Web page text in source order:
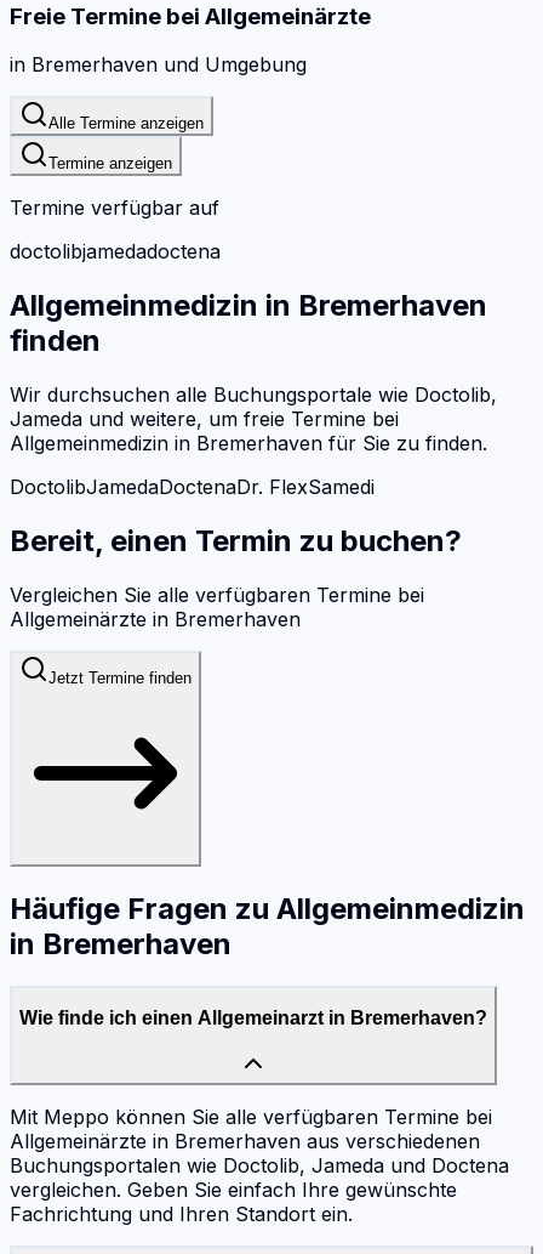
Freie Termine bei Allgemeinärzte
in Bremerhaven und Umgebung
Alle Termine anzeigen
Termine anzeigen
Termine verfügbar auf
doctolibjamedadoctena
Allgemeinmedizin in Bremerhaven
finden
Wir durchsuchen alle Buchungsportale wie Doctolib,
Jameda und weitere, um freie Termine bei
Allgemeinmedizin in Bremerhaven für Sie zu finden.
DoctolibJamedaDoctenaDr. FlexSamedi
Bereit, einen Termin zu buchen?
Vergleichen Sie alle verfügbaren Termine bei
Allgemeinärzte in Bremerhaven
Jetzt Termine finden
Häufige Fragen zu Allgemeinmedizin
in Bremerhaven
Wie finde ich einen Allgemeinarzt in Bremerhaven?
Mit Meppo können Sie alle verfügbaren Termine bei
Allgemeinärzte in Bremerhaven aus verschiedenen
Buchungsportalen wie Doctolib, Jameda und Doctena
vergleichen. Geben Sie einfach Ihre gewünschte
Fachrichtung und Ihren Standort ein.